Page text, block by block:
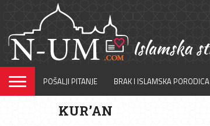
POŠALJI PITANJE BRAK I ISLAMSKA PORODICA
KUR’AN